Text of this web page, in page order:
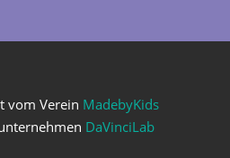
vom Verein MadebyKids
DaVinciLab